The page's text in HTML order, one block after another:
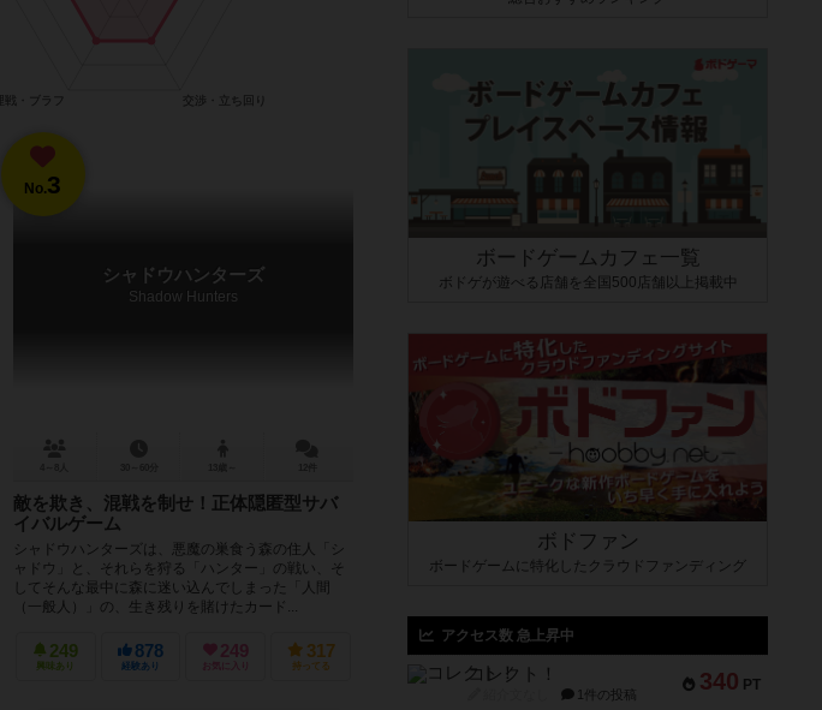
No.3
シャドウハンターズ
Shadow Hunters
敵を欺き、混戦を制せ！正体隠匿型サバ
イバルゲーム
シャドウハンターズは、悪魔の巣食う森の住人「シ
ャドウ」と、それらを狩る「ハンター」の戦い、そ
してそんな最中に森に迷い込んでしまった「人間
（一般人）」の、生き残りを賭けたカード...
249
興味あり
878
経験あり
249
お気に入り
317
持ってる
ボードゲームカフェ一覧
ボドゲが遊べる店舗を全国500店舗以上掲載中
ボドファン
ボードゲームに特化したクラウドファンディング
アクセス数 急上昇中
340 PT
コレクト！
1件の投稿